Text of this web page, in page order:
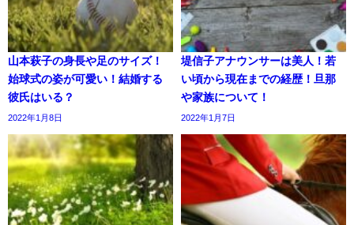
山本萩子の身長や足のサイズ！
始球式の姿が可愛い！結婚する
彼氏はいる？
2022年1月8日
堤信子アナウンサーは美人！若
い頃から現在までの経歴！旦那
や家族について！
2022年1月7日